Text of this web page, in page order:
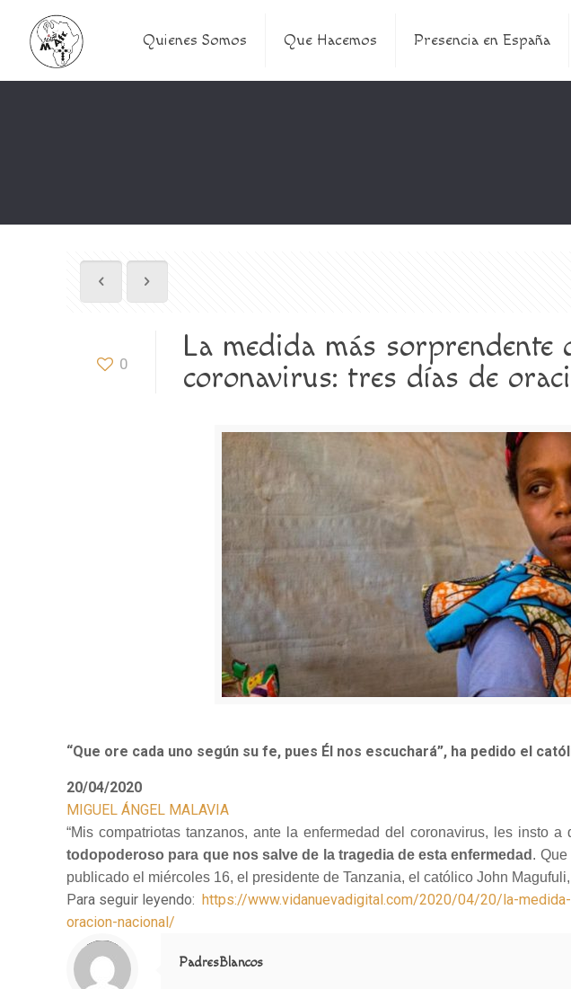
Quienes Somos Que Hacemos Presencia en España
0
La medida más sorprendente
coronavirus: tres días de
“Que ore cada uno según su fe, pues Él nos escuchará”, ha pedido el
20/04/2020
MIGUEL ÁNGEL MALAVIA
“Mis compatriotas tanzanos, ante la enfermedad del coronavirus, les insto
todopoderoso para que nos salve de la tragedia de esta enfermedad . Que
publicado el miércoles 16, el presidente de Tanzania, el católico John
Para seguir leyendo:https://www.vidanuevadigital.com/2020/04/20/la-
oracion-nacional/
Notice
: Trying to access array offset on value of type null in
/home/misioner/public_html/padresblancos/themes/betheme/includes/content-single.php
on line
286
PadresBlancos